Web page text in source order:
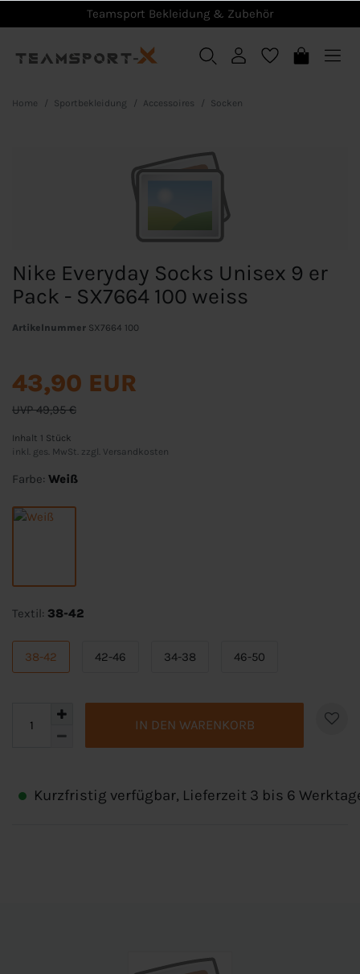
Teamsport Bekleidung & Zubehör
Home Sportbekleidung Accessoires Socken
Nike Everyday Socks Unisex 9 er
Pack - SX7664 100 weiss
Artikelnummer SX7664 100
UVP 49,95 €
43,90 EUR
Inhalt 1 Stück
inkl. ges. MwSt. zzgl.
Versandkosten
Farbe: Weiß
Textil: 38-42
38-42 42-46 34-38 46-50
IN DEN WARENKORB
Kurzfristig verfügbar, Lieferzeit 3 bis 6